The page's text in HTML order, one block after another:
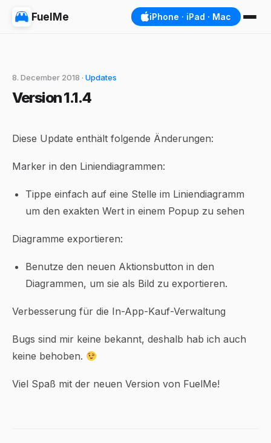
FuelMe iPhone · iPad · Mac
8. December 2018 · Updates
Version 1.1.4
Diese Update enthält folgende Änderungen:
Marker in den Liniendiagrammen:
Tippe einfach auf eine Stelle im Liniendiagramm
um den exakten Wert in einem Popup zu sehen
Diagramme exportieren:
Benutze den neuen Aktionsbutton in den
Diagrammen, um sie als Bild zu exportieren.
Verbesserung für die In-App-Kauf-Verwaltung
Bugs sind mir keine bekannt, deshalb hab ich auch
keine behoben.
Viel Spaß mit der neuen Version von FuelMe!